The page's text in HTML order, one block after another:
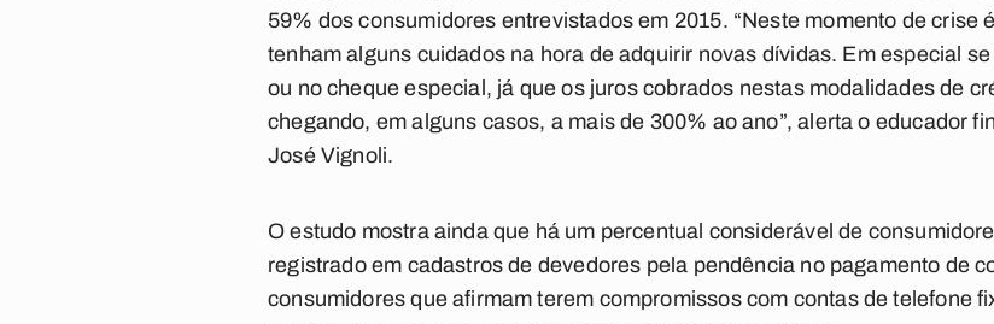
59% dos consumidores entrevistados em 2015. “Neste momento de crise
tenham alguns cuidados na hora de adquirir novas dívidas. Em especial
ou no cheque especial, já que os juros cobrados nestas modalidades de
chegando, em alguns casos, a mais de 300% ao ano”, alerta o educador
José Vignoli.
O estudo mostra ainda que há um percentual considerável de
registrado em cadastros de devedores pela pendência no pagamento de
consumidores que afirmam terem compromissos com contas de telefone